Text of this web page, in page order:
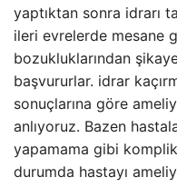
yaptıktan sonra idrarı
ileri evrelerde mesane
bozukluklarından
başvururlar. idrar
sonuçlarına göre
anlıyoruz. Bazen
yapamama gibi
durumda hastayı